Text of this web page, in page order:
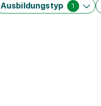
Ausbildungstyp 1